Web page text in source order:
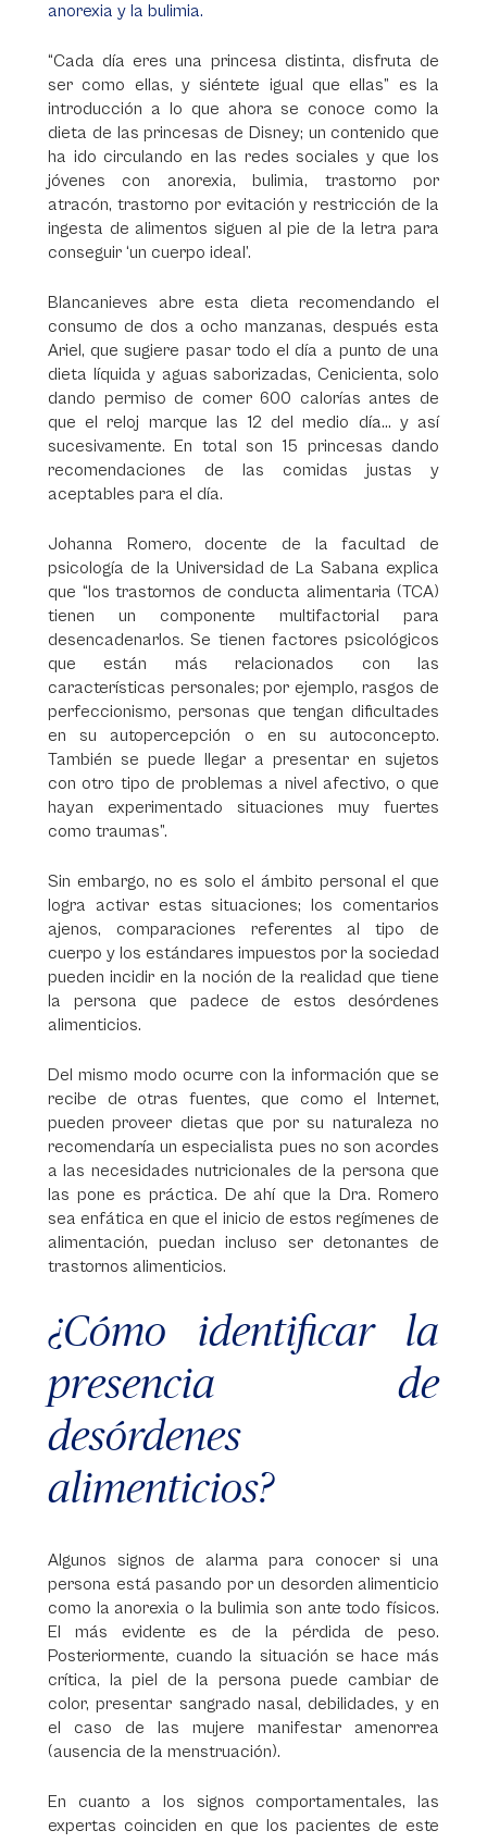
anorexia y la bulimia.
“Cada día eres una princesa distinta, disfruta de
ser como ellas, y siéntete igual que ellas” es la
introducción a lo que ahora se conoce como la
dieta de las princesas de Disney; un contenido que
ha ido circulando en las redes sociales y que los
jóvenes con anorexia, bulimia, trastorno por
atracón, trastorno por evitación y restricción de la
ingesta de alimentos siguen al pie de la letra para
conseguir ‘un cuerpo ideal’.
Blancanieves abre esta dieta recomendando el
consumo de dos a ocho manzanas, después esta
Ariel, que sugiere pasar todo el día a punto de una
dieta líquida y aguas saborizadas, Cenicienta, solo
dando permiso de comer 600 calorías antes de
que el reloj marque las 12 del medio día… y así
sucesivamente. En total son 15 princesas dando
recomendaciones de las comidas justas y
aceptables para el día.
Johanna Romero, docente de la facultad de
psicología de la Universidad de La Sabana explica
que “los trastornos de conducta alimentaria (TCA)
tienen un componente multifactorial para
desencadenarlos. Se tienen factores psicológicos
que están más relacionados con las
características personales; por ejemplo, rasgos de
perfeccionismo, personas que tengan dificultades
en su autopercepción o en su autoconcepto.
También se puede llegar a presentar en sujetos
con otro tipo de problemas a nivel afectivo, o que
hayan experimentado situaciones muy fuertes
como traumas”.
Sin embargo, no es solo el ámbito personal el que
logra activar estas situaciones; los comentarios
ajenos, comparaciones referentes al tipo de
cuerpo y los estándares impuestos por la sociedad
pueden incidir en la noción de la realidad que tiene
la persona que padece de estos desórdenes
alimenticios.
Del mismo modo ocurre con la información que se
recibe de otras fuentes, que como el Internet,
pueden proveer dietas que por su naturaleza no
recomendaría un especialista pues no son acordes
a las necesidades nutricionales de la persona que
las pone es práctica. De ahí que la Dra. Romero
sea enfática en que el inicio de estos regímenes de
alimentación, puedan incluso ser detonantes de
trastornos alimenticios.
¿Cómo identificar la
presencia de
desórdenes
alimenticios?
Algunos signos de alarma para conocer si una
persona está pasando por un desorden alimenticio
como la anorexia o la bulimia son ante todo físicos.
El más evidente es de la pérdida de peso.
Posteriormente, cuando la situación se hace más
crítica, la piel de la persona puede cambiar de
color, presentar sangrado nasal, debilidades, y en
el caso de las mujere manifestar amenorrea
(ausencia de la menstruación).
En cuanto a los signos comportamentales, las
expertas coinciden en que los pacientes de este